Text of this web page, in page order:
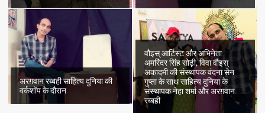
अरग़वान रब्बही साहित्य दुनिया की
वर्कशॉप के दौरान
वौइस् आर्टिस्ट और अभिनेता
अमरिंदर सिंह सोढ़ी, विवा वौइस्
अकादमी की संस्थापक वंदना सेन
गुप्ता के साथ साहित्य दुनिया के
संस्थापक नेहा शर्मा और अरग़वान
रब्बही